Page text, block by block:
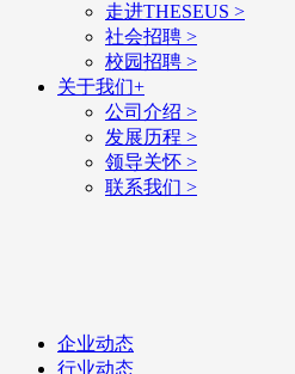
走进THESEUS >
社会招聘 >
校园招聘 >
关于我们+
公司介绍 >
发展历程 >
领导关怀 >
联系我们 >
企业动态
行业动态